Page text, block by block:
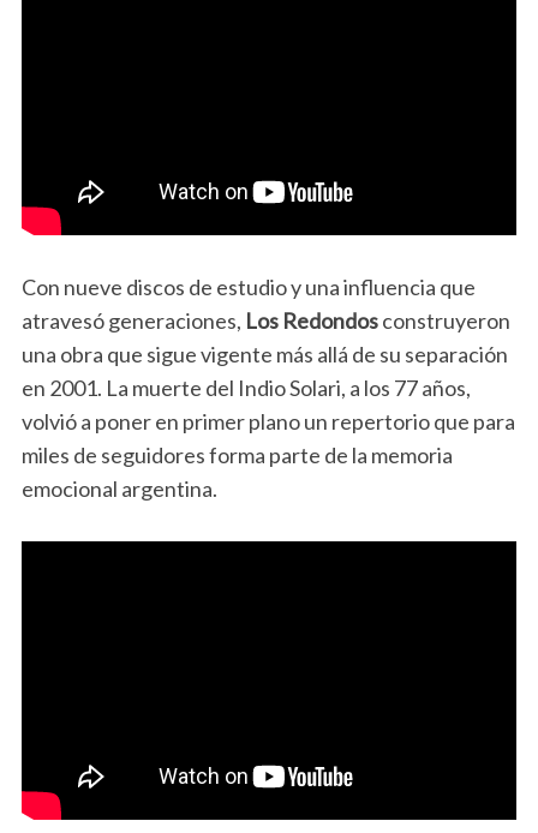
Con nueve discos de estudio y una influencia que
atravesó generaciones, Los Redondosconstruyeron
una obra que sigue vigente más allá de su separación
en 2001. La muerte del Indio Solari, a los 77 años,
volvió a poner en primer plano un repertorio que para
miles de seguidores forma parte de la memoria
emocional argentina.